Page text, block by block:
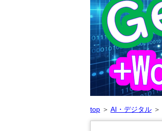
top＞ AI・デジタル＞